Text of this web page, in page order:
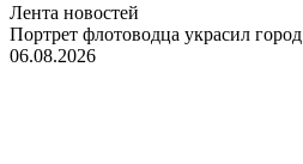
Лента новостей
Портрет флотоводца украсил город
06.08.2026